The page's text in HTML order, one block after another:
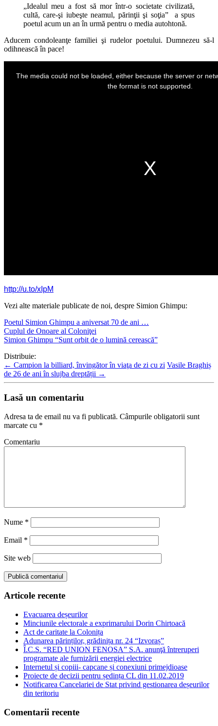
„Idealul meu a fost să mor într-o societate civilizată,
cultă, care-şi iubeşte neamul, părinţii şi soţia”a spus
poetul acum un an în urmă pentru o media autohtonă.
Aducem condoleanţe familiei şi rudelor poetului.Dumnezeu să-l
odihnească în pace!
http://u.to/xIpM
Vezi alte materiale publicate de noi, despre Simion Ghimpu:
Poetul Simion Ghimpu a aniversat 70 de ani …
Cuplul de Onoare al Coloniţei
Simion Ghimpu “Sunt orbit de o lumină cerească”
Distribuie:
← Campion la billiard, învingător în viaţa de zi cu zi Vasile Braghiș
de 26 de ani în slujba dreptății →
Lasă un comentariu
Adresa ta de email nu va fi publicată. Câmpurile obligatorii sunt
marcate cu *
Comentariu
Nume *
Email *
Site web
Articole recente
Evacuarea deșeurilor
Minciunile electorale a exprimarului Dorin Chirtoacă
Act de caritate la Colonița
Adunarea părinților, grădinița nr. 24 “Izvoraș”
Î.C.S. “RED UNION FENOSA” S.A. anunţă întreruperi
programate ale furnizării energiei electrice
Internetul și copiii- capcane și conexiuni primejdioase
Proiecte de decizii pentru ședința CL din 11.02.2019
Notificarea Cancelariei de Stat privind gestionarea deșeurilor
din teritoriu
Comentarii recente